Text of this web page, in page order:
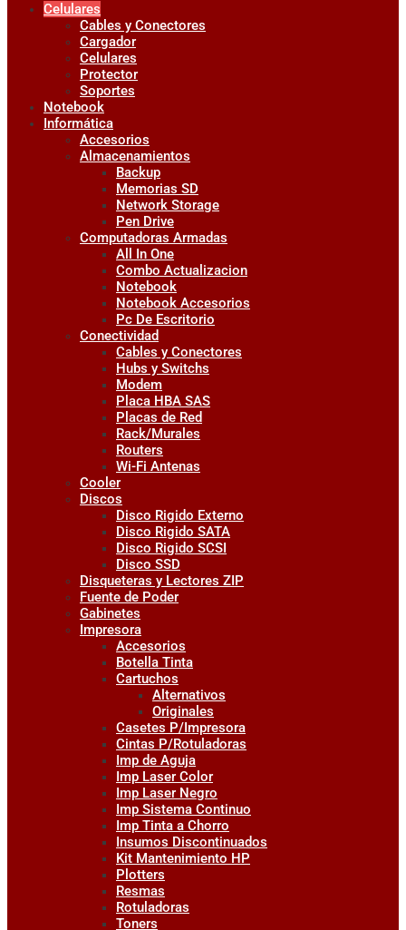
Celulares
Cables y Conectores
Cargador
Celulares
Protector
Soportes
Notebook
Informática
Accesorios
Almacenamientos
Backup
Memorias SD
Network Storage
Pen Drive
Computadoras Armadas
All In One
Combo Actualizacion
Notebook
Notebook Accesorios
Pc De Escritorio
Conectividad
Cables y Conectores
Hubs y Switchs
Modem
Placa HBA SAS
Placas de Red
Rack/Murales
Routers
Wi-Fi Antenas
Cooler
Discos
Disco Rigido Externo
Disco Rigido SATA
Disco Rigido SCSI
Disco SSD
Disqueteras y Lectores ZIP
Fuente de Poder
Gabinetes
Impresora
Accesorios
Botella Tinta
Cartuchos
Alternativos
Originales
Casetes P/Impresora
Cintas P/Rotuladoras
Imp de Aguja
Imp Laser Color
Imp Laser Negro
Imp Sistema Continuo
Imp Tinta a Chorro
Insumos Discontinuados
Kit Mantenimiento HP
Plotters
Resmas
Rotuladoras
Toners